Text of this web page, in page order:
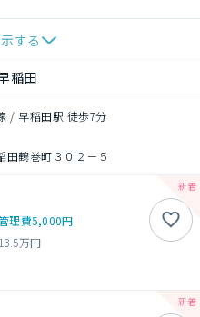
する
稲田
/ 早稲田駅 徒歩7分
田鶴巻町３０２－５
理費5,000円
13.5万円